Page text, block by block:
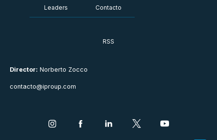
Director: Norberto Zocco
contacto@iproup.com
Leaders Contacto
RSS